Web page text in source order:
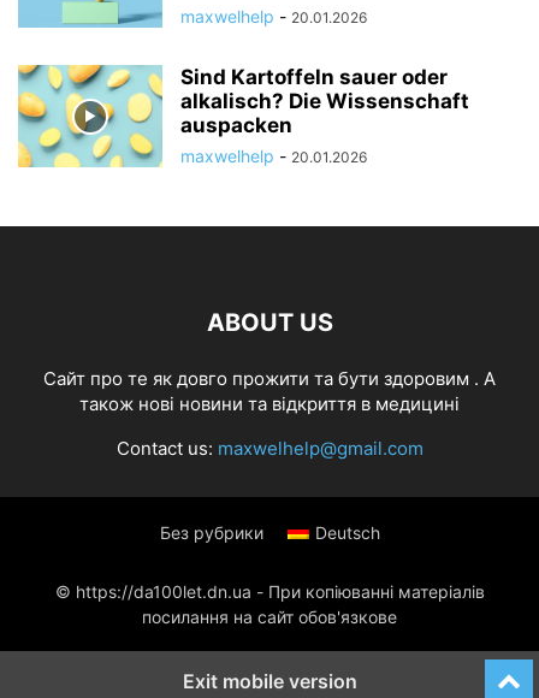
maxwelhelp - 20.01.2026
Sind Kartoffeln sauer oder
alkalisch? Die Wissenschaft
auspacken
maxwelhelp - 20.01.2026
ABOUT US
Cайт про те як довго прожити та бути здоровим . А
також нові новини та відкриття в медицині
Contact us: maxwelhelp@gmail.com
Без рубрики Deutsch
© https://da100let.dn.ua - При копіюванні матеріалів
посилання на сайт обов'язкове
Exit mobile version